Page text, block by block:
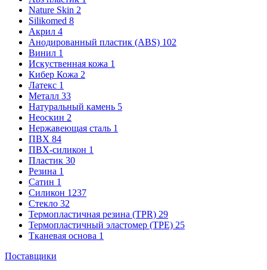
Nature Skin 2
Silikomed 8
Акрил 4
Анодированный пластик (ABS) 102
Винил 1
Искуственная кожа 1
Кибер Кожа 2
Латекс 1
Металл 33
Натуральный камень 5
Неоскин 2
Нержавеющая сталь 1
ПВХ 84
ПВХ-силикон 1
Пластик 30
Резина 1
Сатин 1
Силикон 1237
Стекло 32
Термопластичная резина (TPR) 29
Термопластичный эластомер (TPE) 25
Тканевая основа 1
Поставщики